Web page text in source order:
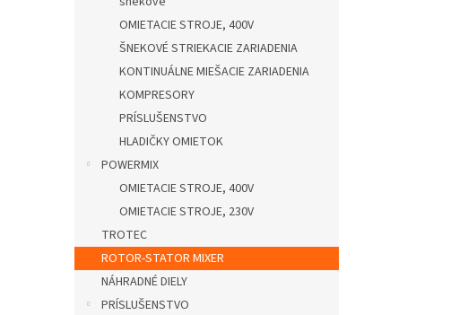
OMIETACIE STROJE, 400V
ŠNEKOVÉ STRIEKACIE ZARIADENIA
KONTINUÁLNE MIEŠACIE ZARIADENIA
KOMPRESORY
PRÍSLUŠENSTVO
HLADIČKY OMIETOK
POWERMIX
OMIETACIE STROJE, 400V
OMIETACIE STROJE, 230V
TROTEC
ROTOR-STATOR MIXER
NÁHRADNÉ DIELY
PRÍSLUŠENSTVO